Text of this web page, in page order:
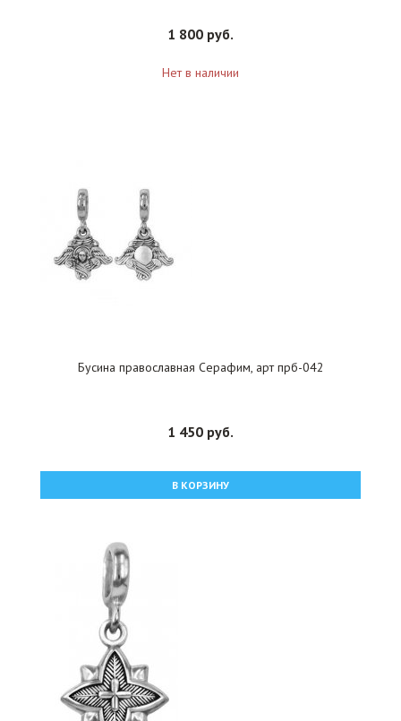
1 800 руб.
Нет в наличии
Бусина православная Серафим, арт прб-042
1 450 руб.
В КОРЗИНУ